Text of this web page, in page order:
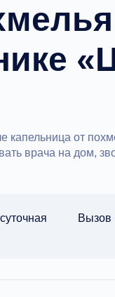
капельница от
врача на дом,
Вызов